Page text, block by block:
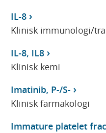
IL-8
Klinisk immunologi/
IL-8, IL8
Klinisk kemi
Imatinib, P-/S-
Klinisk farmakologi
Immature platelet